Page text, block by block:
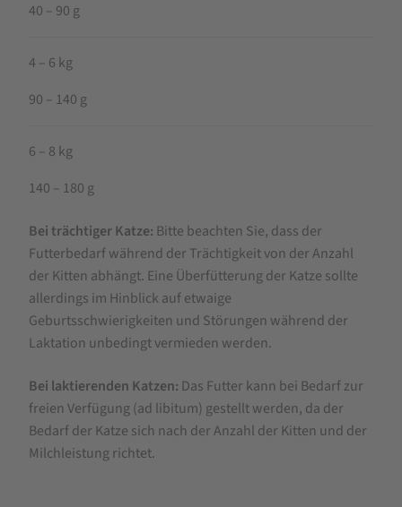
40 – 90 g
4 – 6 kg
90 – 140 g
6 – 8 kg
140 – 180 g
Bei trächtiger Katze: Bitte beachten Sie, dass der
Futterbedarf während der Trächtigkeit von der Anzahl
der Kitten abhängt. Eine Überfütterung der Katze sollte
allerdings im Hinblick auf etwaige
Geburtsschwierigkeiten und Störungen während der
Laktation unbedingt vermieden werden.
Bei laktierenden Katzen: Das Futter kann bei Bedarf zur
freien Verfügung (ad libitum) gestellt werden, da der
Bedarf der Katze sich nach der Anzahl der Kitten und der
Milchleistung richtet.